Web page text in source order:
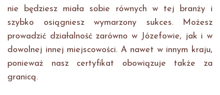
nie będziesz miała sobie równych w tej branży i
szybko osiągniesz wymarzony sukces. Możesz
prowadzić działalność zarówno w Józefowie, jak i w
dowolnej innej miejscowości. A nawet w innym kraju,
ponieważ nasz certyfikat obowiązuje także za
granicą.